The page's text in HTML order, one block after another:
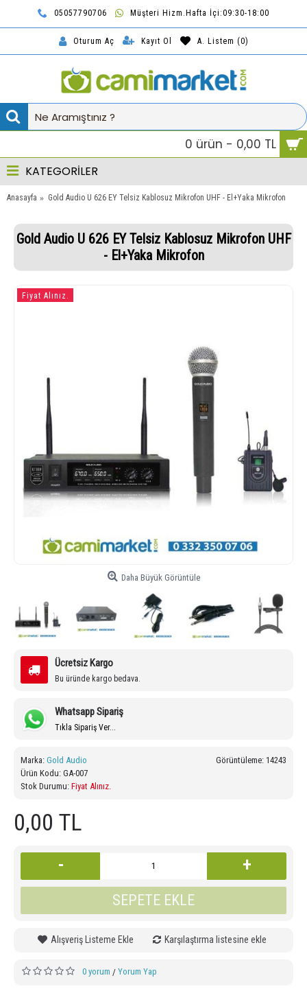
05057790706 Müşteri Hizm.Hafta İçi:09:30-18:00
Oturum Aç Kayıt Ol A. Listem (0)
0 ürün - 0,00 TL
KATEGORİLER
Anasayfa Gold Audio U 626 EY Telsiz Kablosuz Mikrofon UHF - El+Yaka Mikrofon
Gold Audio U 626 EY Telsiz Kablosuz Mikrofon UHF
- El+Yaka Mikrofon
Fiyat Alınız.
Daha Büyük Görüntüle
Ücretsiz Kargo
Bu üründe kargo bedava.
Whatsapp Sipariş
Tıkla Sipariş Ver...
Görüntüleme: 14243
Marka: Gold Audio
Ürün Kodu: GA-007
Stok Durumu: Fiyat Alınız.
0,00 TL
- +
SEPETE EKLE
Alışveriş Listeme Ekle Karşılaştırma listesine ekle
0 yorum / Yorum Yap